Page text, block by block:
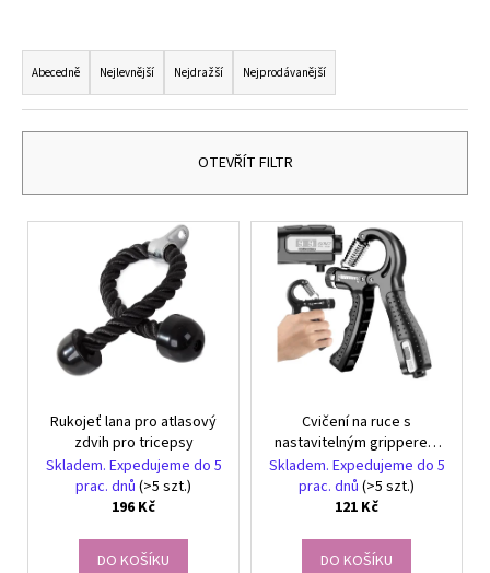
Ř
a
z
e
í
p
Abecedně Nejlevnější Nejdražší Nejprodávanější
OTEVŘÍT FILTR
V
Rukojeť lana pro atlasový
zdvih pro tricepsy
Skladem. Expedujeme do 5
prac. dnů (>5 szt.)
196 Kč
DO KOŠÍKU
Cvičení na ruce s
nastavitelným gripperem
10-60 kg
Skladem. Expedujeme do 5
prac. dnů (>5 szt.)
121 Kč
DO KOŠÍKU
D
o
p
u
č
PRAVÝCH
KAMENŮ
RŮŽOVÝ
HEMATIT.